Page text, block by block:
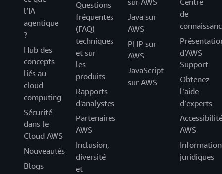
l’IA
agentique
?
Hub des
concepts
liés au
cloud
computing
Sécurité
dans le
Cloud AWS
Nouveautés
Blogs
Questions
fréquentes
(FAQ)
techniques
et sur
les
produits
Rapports
d'analystes
Partenaires
AWS
Inclusion,
diversité
et
Java sur
AWS
PHP sur
AWS
JavaScript
sur AWS
de
d’AWS
Support
Obtenez
l’aide
d’experts
Accessibilité
AWS
juridiques